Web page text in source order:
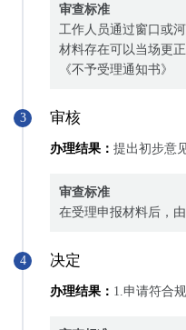
审查标准
工作人员通过窗口或
材料存在可以当场更
《不予受理通知书》
3 审核
办理结果： 提出初步意
审查标准
在受理申报材料后，
4 决定
办理结果： 1.申请符合